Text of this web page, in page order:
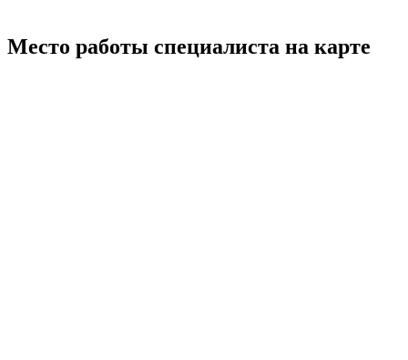
Место работы специалиста на карте